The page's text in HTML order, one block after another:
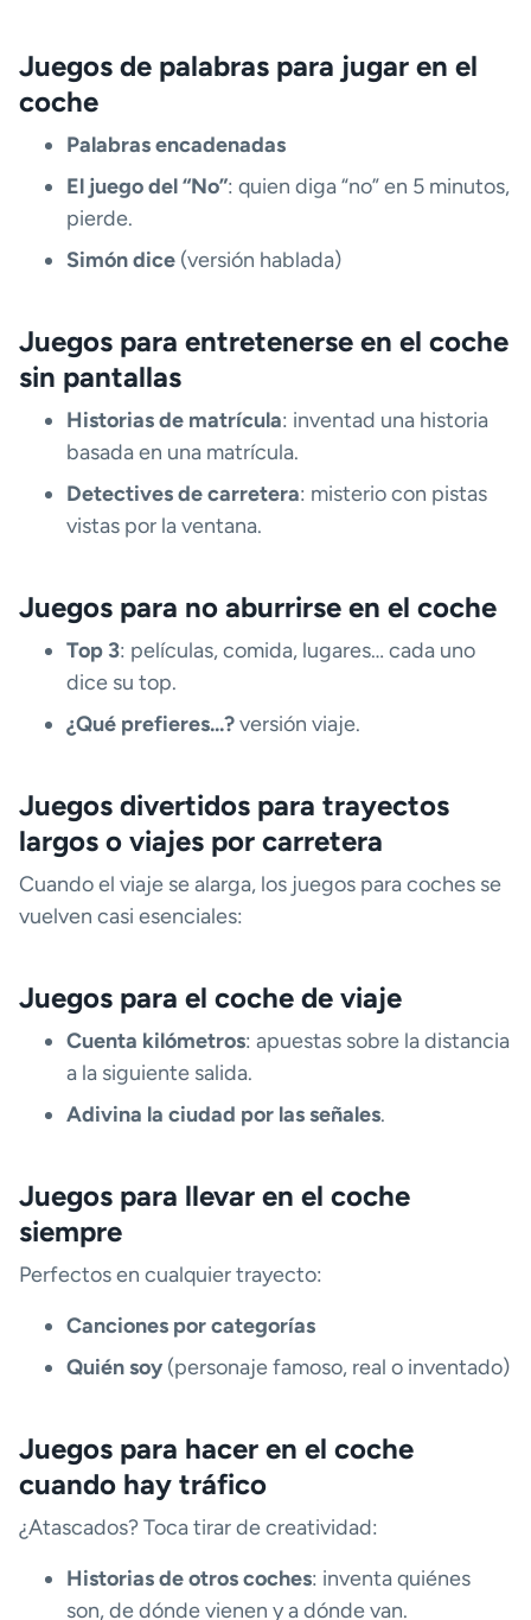
Juegos de palabras para jugar en el
coche
Palabras encadenadas
El juego del “No”: quien diga “no” en 5 minutos,
pierde.
Simón dice (versión hablada)
Juegos para entretenerse en el coche
sin pantallas
Historias de matrícula: inventad una historia
basada en una matrícula.
Detectives de carretera: misterio con pistas
vistas por la ventana.
Juegos para no aburrirse en el coche
Top 3: películas, comida, lugares… cada uno
dice su top.
¿Qué prefieres...?versión viaje.
Juegos divertidos para trayectos
largos o viajes por carretera
Cuando el viaje se alarga, los juegos para coches se
vuelven casi esenciales:
Juegos para el coche de viaje
Cuenta kilómetros: apuestas sobre la distancia
a la siguiente salida.
Adivina la ciudad por las señales.
Juegos para llevar en el coche
siempre
Perfectos en cualquier trayecto:
Canciones por categorías
Quién soy (personaje famoso, real o inventado)
Juegos para hacer en el coche
cuando hay tráfico
¿Atascados? Toca tirar de creatividad:
Historias de otros coches: inventa quiénes
son, de dónde vienen y a dónde van.